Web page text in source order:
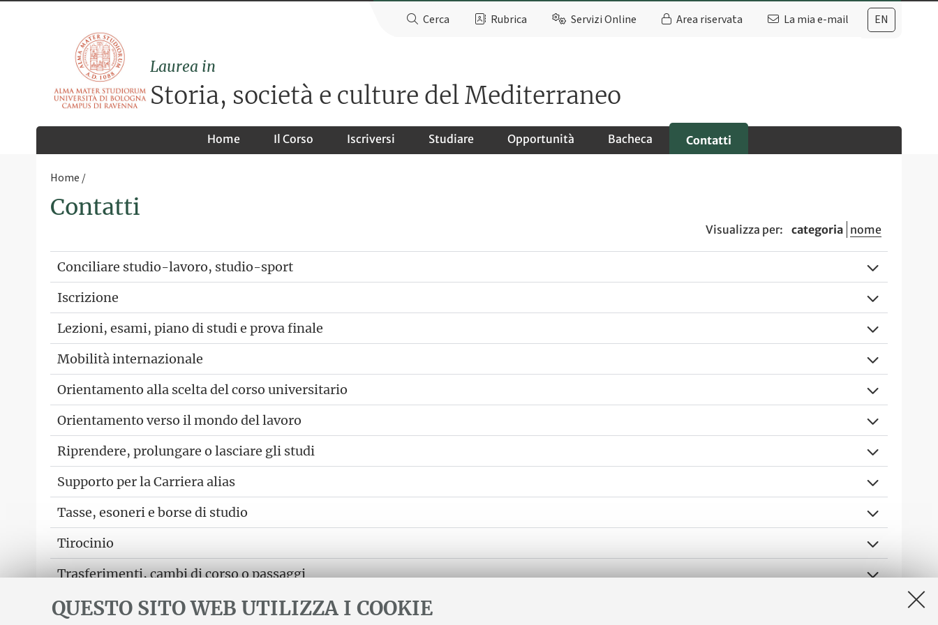
QUESTO SITO WEB UTILIZZA I COOKIE
EN
Cerca Rubrica Servizi Online Area riservata La mia e-mail
Laurea in
Storia, società e culture del Mediterraneo
Home Il Corso Iscriversi Studiare Opportunità Bacheca Contatti
Home
Contatti
Visualizza per: categoria nome
Conciliare studio-lavoro, studio-sport
Iscrizione
Lezioni, esami, piano di studi e prova finale
Mobilità internazionale
Orientamento alla scelta del corso universitario
Orientamento verso il mondo del lavoro
Riprendere, prolungare o lasciare gli studi
Supporto per la Carriera alias
Tasse, esoneri e borse di studio
Tirocinio
Trasferimenti, cambi di corso o passaggi
Vuoi inviare suggerimenti o segnalazioni